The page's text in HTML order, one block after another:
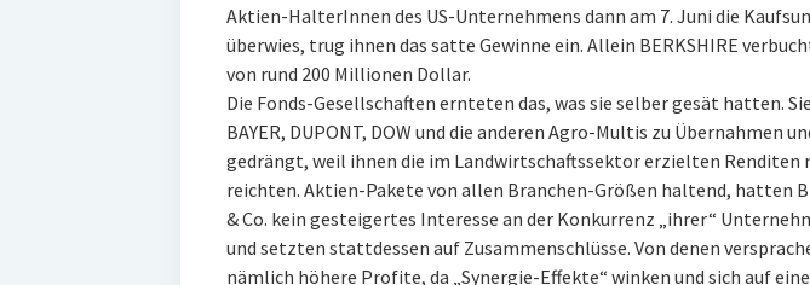
Aktien-HalterInnen des US-Unternehmens dann am 7. Juni die
überwies, trug ihnen das satte Gewinne ein. Allein BERKSHIRE
von rund 200 Millionen Dollar.
Die Fonds-Gesellschaften ernteten das, was sie selber gesät hatten.
BAYER, DUPONT, DOW und die anderen Agro-Multis zu Übernahmen
gedrängt, weil ihnen die im Landwirtschaftssektor erzielten Renditen
reichten. Aktien-Pakete von allen Branchen-Größen haltend, hatten
& Co. kein gesteigertes Interesse an der Konkurrenz „ihrer“
und setzten stattdessen auf Zusammenschlüsse. Von denen
nämlich höhere Profite, da „Synergie-Effekte“ winken und sich auf